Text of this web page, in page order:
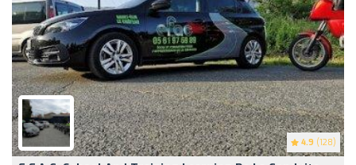
4.9 (128)